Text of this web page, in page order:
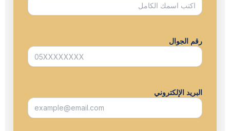
رقم الجوال
البريد الإلكتروني